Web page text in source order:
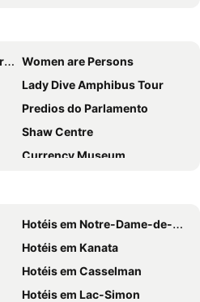
Lord Elgin Hotel
Arc The Hotel
Delta Hotels Ottawa City Centre
Le Parc Gatineau, Tapestry Collection by Hilton
Holiday Inn Express & Suites Ottawa Airport By Ihg
Wingate by Wyndham Kanata West Ottawa
Comfort Inn Gatineau
Women are Persons
Lady Dive Amphibus Tour
Predios do Parlamento
Shaw Centre
Currency Museum
Canadian Museum of War
Hotéis em Notre-Dame-de-Bon-Secours
Hotéis em Kanata
Hotéis em Casselman
Hotéis em Lac-Simon